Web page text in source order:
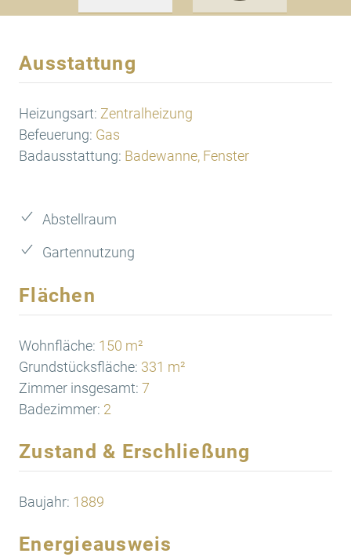
Ausstattung
Heizungsart: Zentralheizung
Befeuerung: Gas
Badausstattung: Badewanne, Fenster
Abstellraum
Gartennutzung
Flächen
Wohnfläche: 150 m²
Grundstücksfläche: 331 m²
Zimmer insgesamt: 7
Badezimmer: 2
Zustand & Erschließung
Baujahr: 1889
Energieausweis